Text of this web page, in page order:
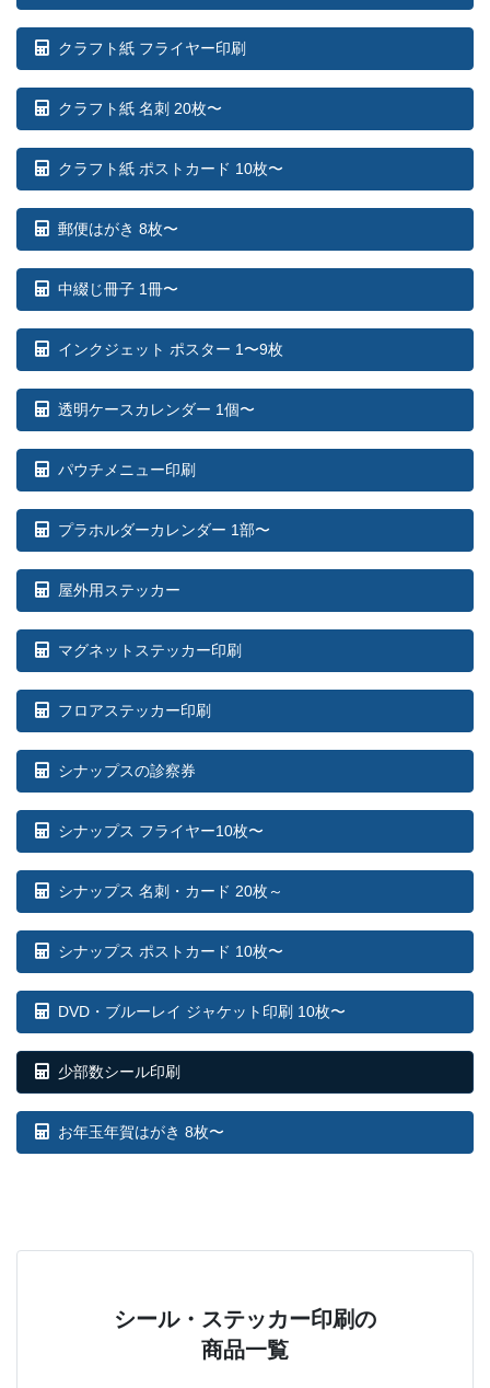
クラフト紙 フライヤー印刷
クラフト紙 名刺 20枚〜
クラフト紙 ポストカード 10枚〜
郵便はがき 8枚〜
中綴じ冊子 1冊〜
インクジェット ポスター 1〜9枚
透明ケースカレンダー 1個〜
パウチメニュー印刷
プラホルダーカレンダー 1部〜
屋外用ステッカー
マグネットステッカー印刷
フロアステッカー印刷
シナップスの診察券
シナップス フライヤー10枚〜
シナップス 名刺・カード 20枚～
シナップス ポストカード 10枚〜
DVD・ブルーレイ ジャケット印刷 10枚〜
少部数シール印刷
お年玉年賀はがき 8枚〜
シール・ステッカー印刷の
商品一覧